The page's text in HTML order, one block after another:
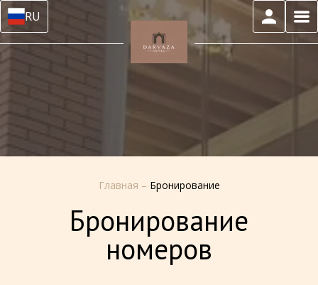
RU
Главная – Бронирование
Бронирование
номеров